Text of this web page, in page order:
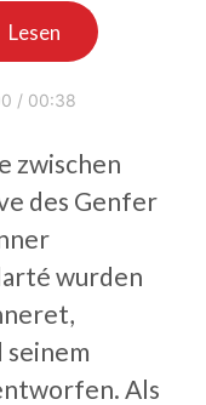
Lesen
/ 00:38
zwischen
des Genfer
wurden
seinem
Als